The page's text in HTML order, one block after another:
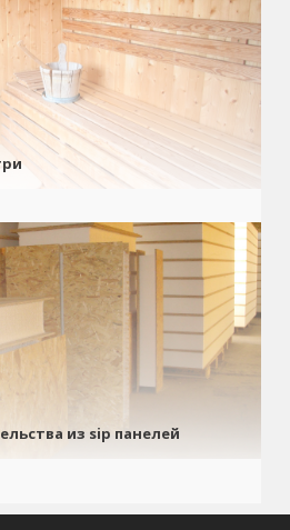
из sip панелей